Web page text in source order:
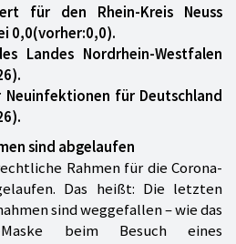
für den Rhein-Kreis Neuss
0,0(vorher:0,0).
Landes Nordrhein-Westfalen
Neuinfektionen für Deutschland
sind abgelaufen
Rahmen für die Corona-
Das heißt: Die letzten
sind weggefallen – wie das
beim Besuch eines